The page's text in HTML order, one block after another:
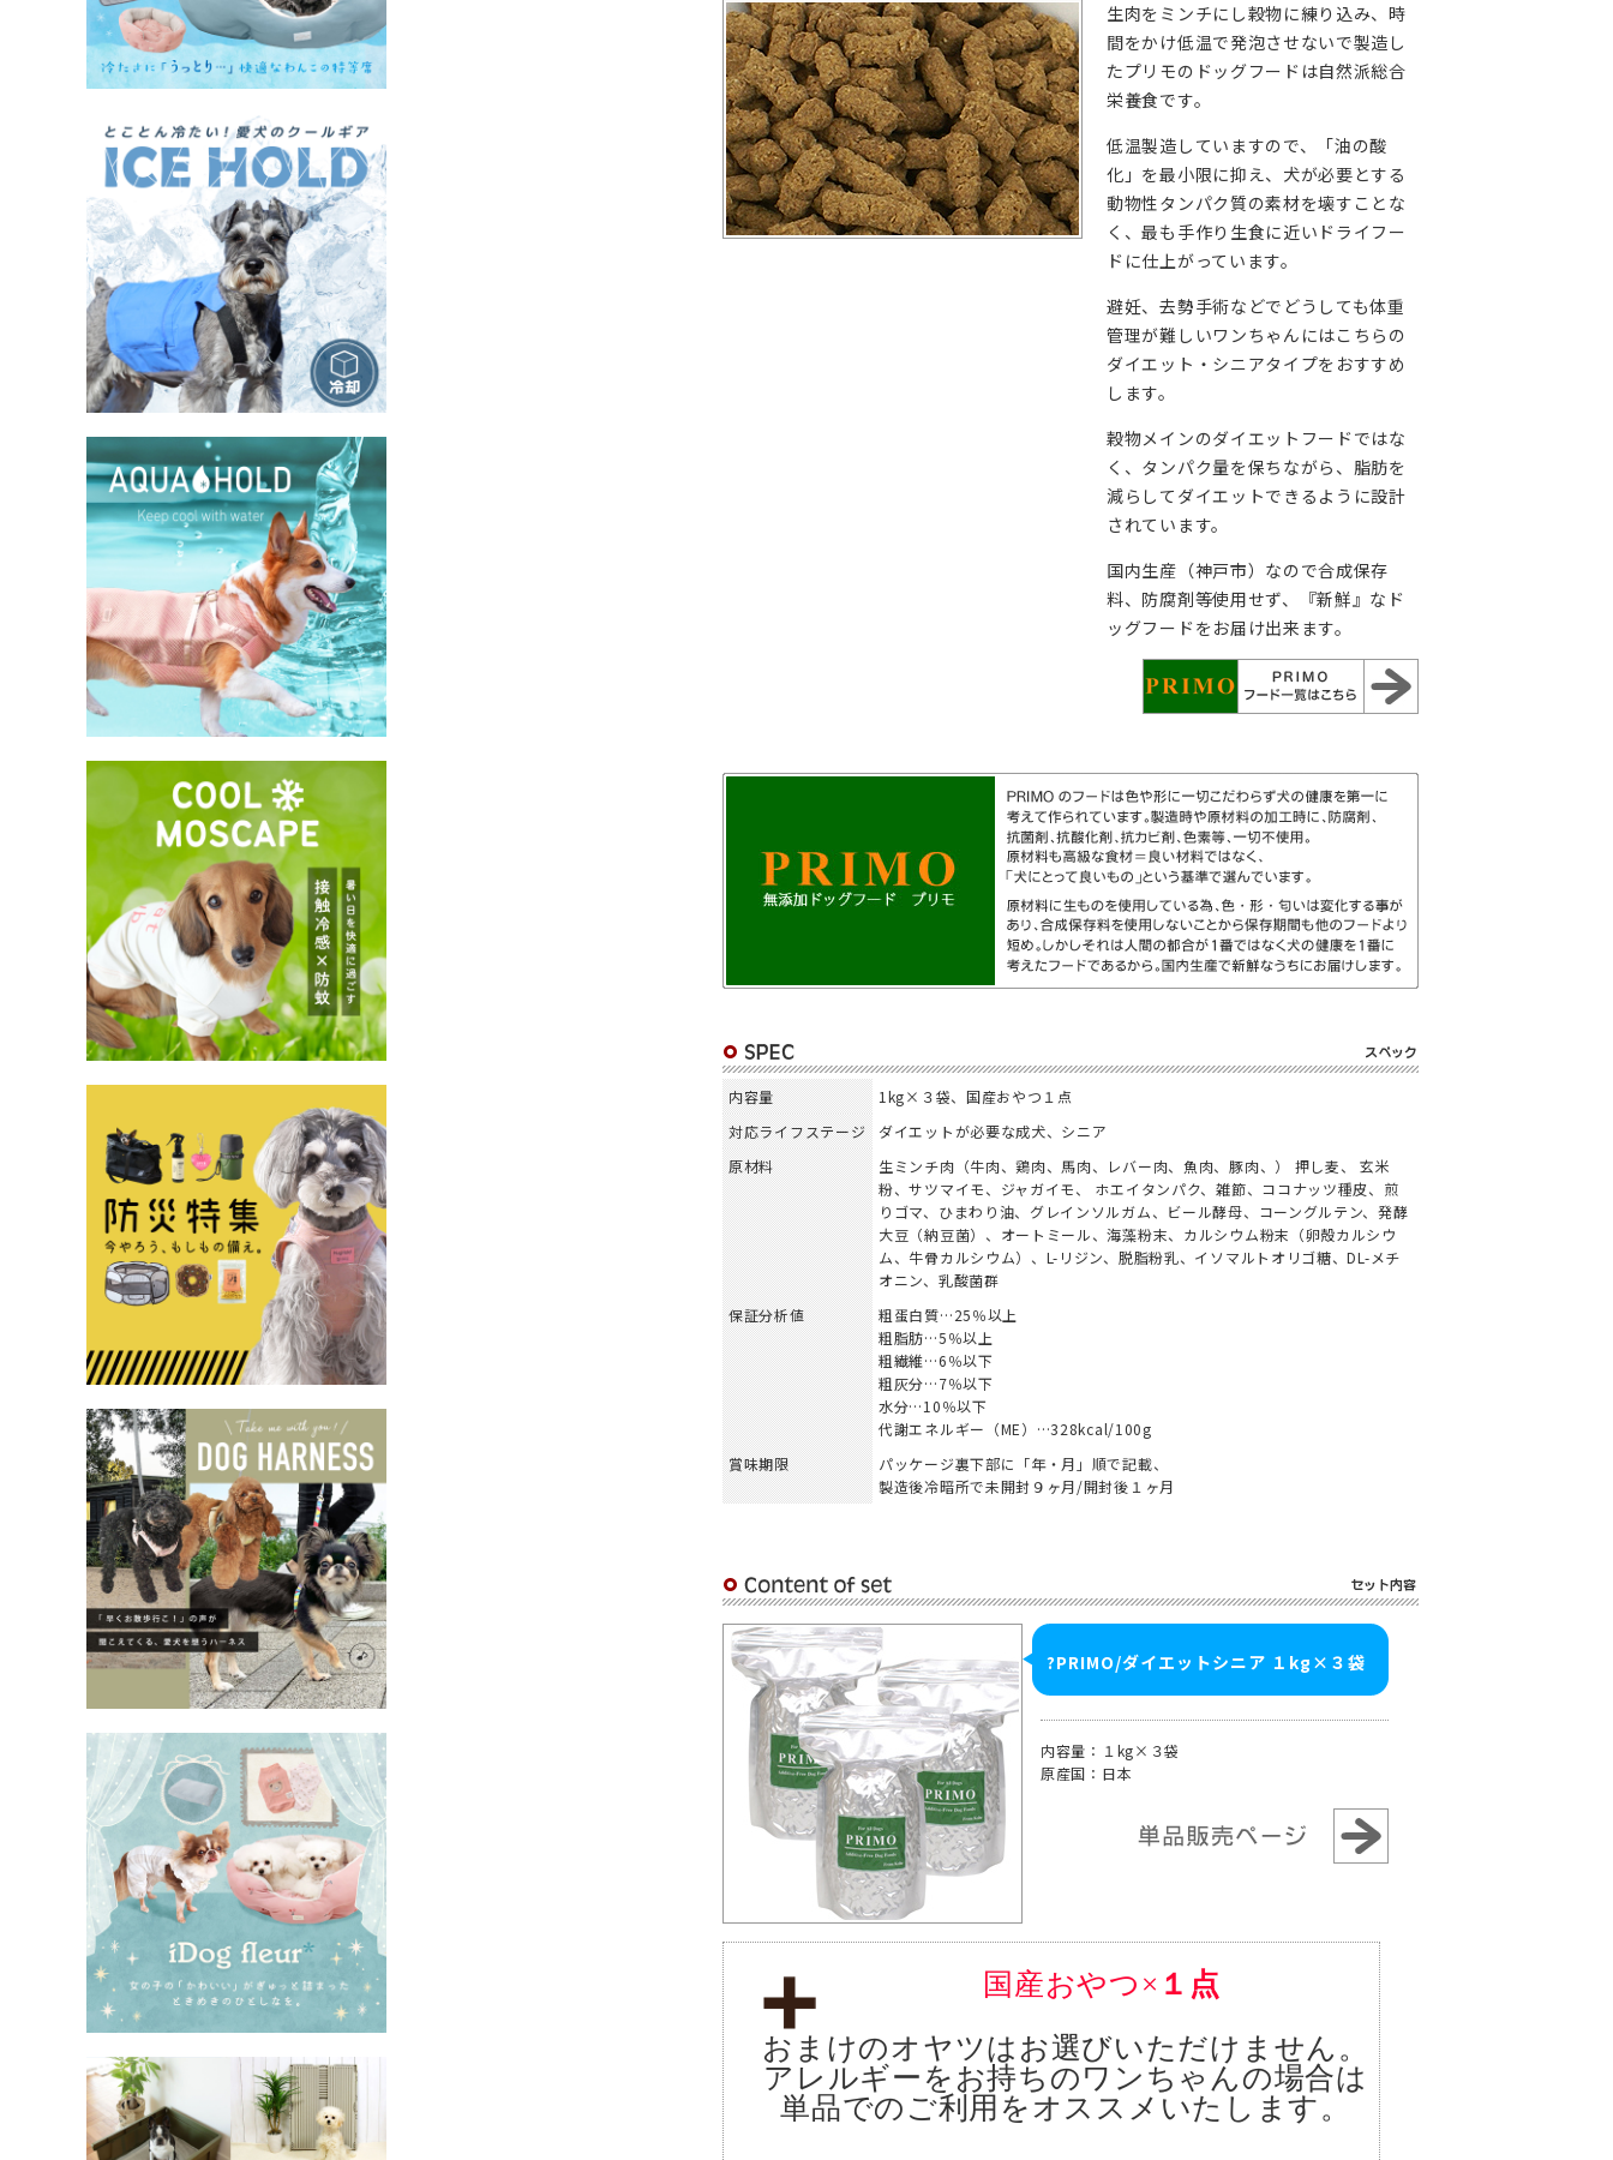
生肉をミンチにし穀物に練り込み、時
間をかけ低温で発泡させないで製造し
たプリモのドッグフードは自然派総合
栄養食です。
低温製造していますので、「油の酸
化」を最小限に抑え、犬が必要とする
動物性タンパク質の素材を壊すことな
く、最も手作り生食に近いドライフー
ドに仕上がっています。
避妊、去勢手術などでどうしても体重
管理が難しいワンちゃんにはこちらの
ダイエット・シニアタイプをおすすめ
します。
穀物メインのダイエットフードではな
く、タンパク量を保ちながら、脂肪を
減らしてダイエットできるように設計
されています。
国内生産（神戸市）なので合成保存
料、防腐剤等使用せず、『新鮮』なド
ッグフードをお届け出来ます。
内容量
1kg×３袋、国産おやつ１点
対応ライフステージ
ダイエットが必要な成犬、シニア
原材料
生ミンチ肉（牛肉、鶏肉、馬肉、レバー肉、魚肉、豚肉、） 押し麦、 玄米
粉、サツマイモ、ジャガイモ、 ホエイタンパク、雑節、ココナッツ種皮、煎
りゴマ、ひまわり油、グレインソルガム、ビール酵母、コーングルテン、発酵
大豆（納豆菌）、オートミール、海藻粉末、カルシウム粉末（卵殻カルシウ
ム、牛骨カルシウム）、L-リジン、脱脂粉乳、イソマルトオリゴ糖、DL-メチ
オニン、乳酸菌群
保証分析値
粗蛋白質…25％以上
粗脂肪…5％以上
粗繊維…6％以下
粗灰分…7％以下
水分…10％以下
代謝エネルギー（ME）…328kcal/100g
賞味期限
パッケージ裏下部に「年・月」順で記載、
製造後冷暗所で未開封９ヶ月/開封後１ヶ月
?PRIMO/ダイエットシニア １kg×３袋
内容量：１kg×３袋
原産国：日本
国産おやつ× １点
おまけのオヤツはお選びいただけません。
アレルギーをお持ちのワンちゃんの場合は
単品でのご利用をオススメいたします。